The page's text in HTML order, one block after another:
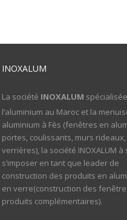
INOXALUM
La société INOXALUM
l’aluminium au Maroc et la
aluminium à Fès (fenêtres en
portes, coulissants, murs rideaux,
verrières), la société INOXALUM à
s’imposer en tant que leader de
construction des produits en
en verre(construction des
produits complémentaires).